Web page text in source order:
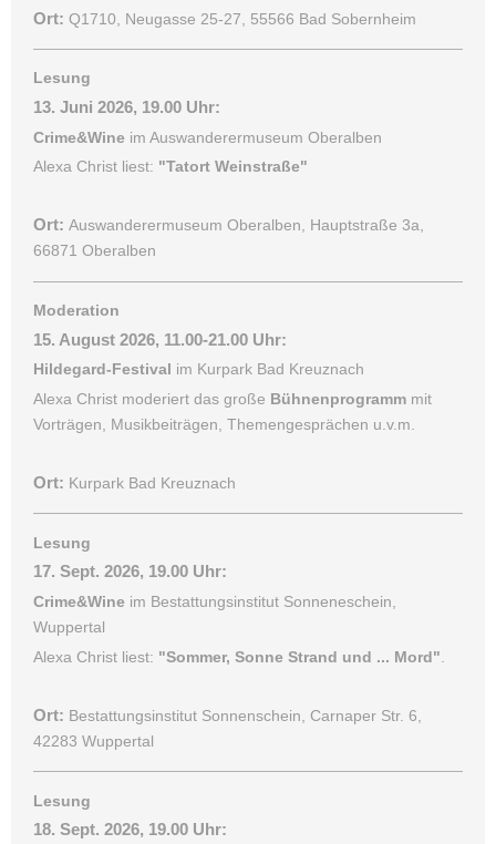
Ort: Q1710, Neugasse 25-27, 55566 Bad Sobernheim
Lesung
13. Juni 2026, 19.00 Uhr:
Crime&Wine im Auswanderermuseum Oberalben
Alexa Christ liest: "Tatort Weinstraße"
Ort: Auswanderermuseum Oberalben, Hauptstraße 3a,
66871 Oberalben
Moderation
15. August 2026, 11.00-21.00 Uhr:
Hildegard-Festival im Kurpark Bad Kreuznach
Alexa Christ moderiert das große Bühnenprogramm mit
Vorträgen, Musikbeiträgen, Themengesprächen u.v.m.
Ort: Kurpark Bad Kreuznach
Lesung
17. Sept. 2026, 19.00 Uhr:
Crime&Wine im Bestattungsinstitut Sonneneschein,
Wuppertal
Alexa Christ liest: "Sommer, Sonne Strand und ... Mord"
Ort: Bestattungsinstitut Sonnenschein, Carnaper Str. 6,
42283 Wuppertal
Lesung
18. Sept. 2026, 19.00 Uhr: